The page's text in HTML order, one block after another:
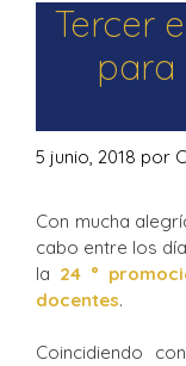
Tercer
para
5 junio, 2018 por
Con mucha
cabo entre los
la 24 °
docentes.
Coincidiendo